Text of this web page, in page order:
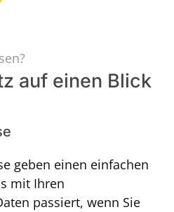
auf einen Blick
geben einen einfachen
mit Ihren
passiert, wenn Sie